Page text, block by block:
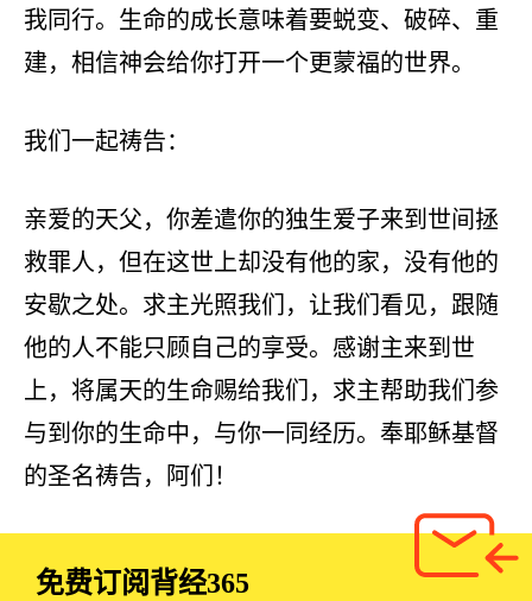
我同行。生命的成长意味着要蜕变、破碎、重
建，相信神会给你打开一个更蒙福的世界。
我们一起祷告：
亲爱的天父，你差遣你的独生爱子来到世间拯
救罪人，但在这世上却没有他的家，没有他的
安歇之处。求主光照我们，让我们看见，跟随
他的人不能只顾自己的享受。感谢主来到世
上，将属天的生命赐给我们，求主帮助我们参
与到你的生命中，与你一同经历。奉耶稣基督
的圣名祷告，阿们！
免费订阅背经365